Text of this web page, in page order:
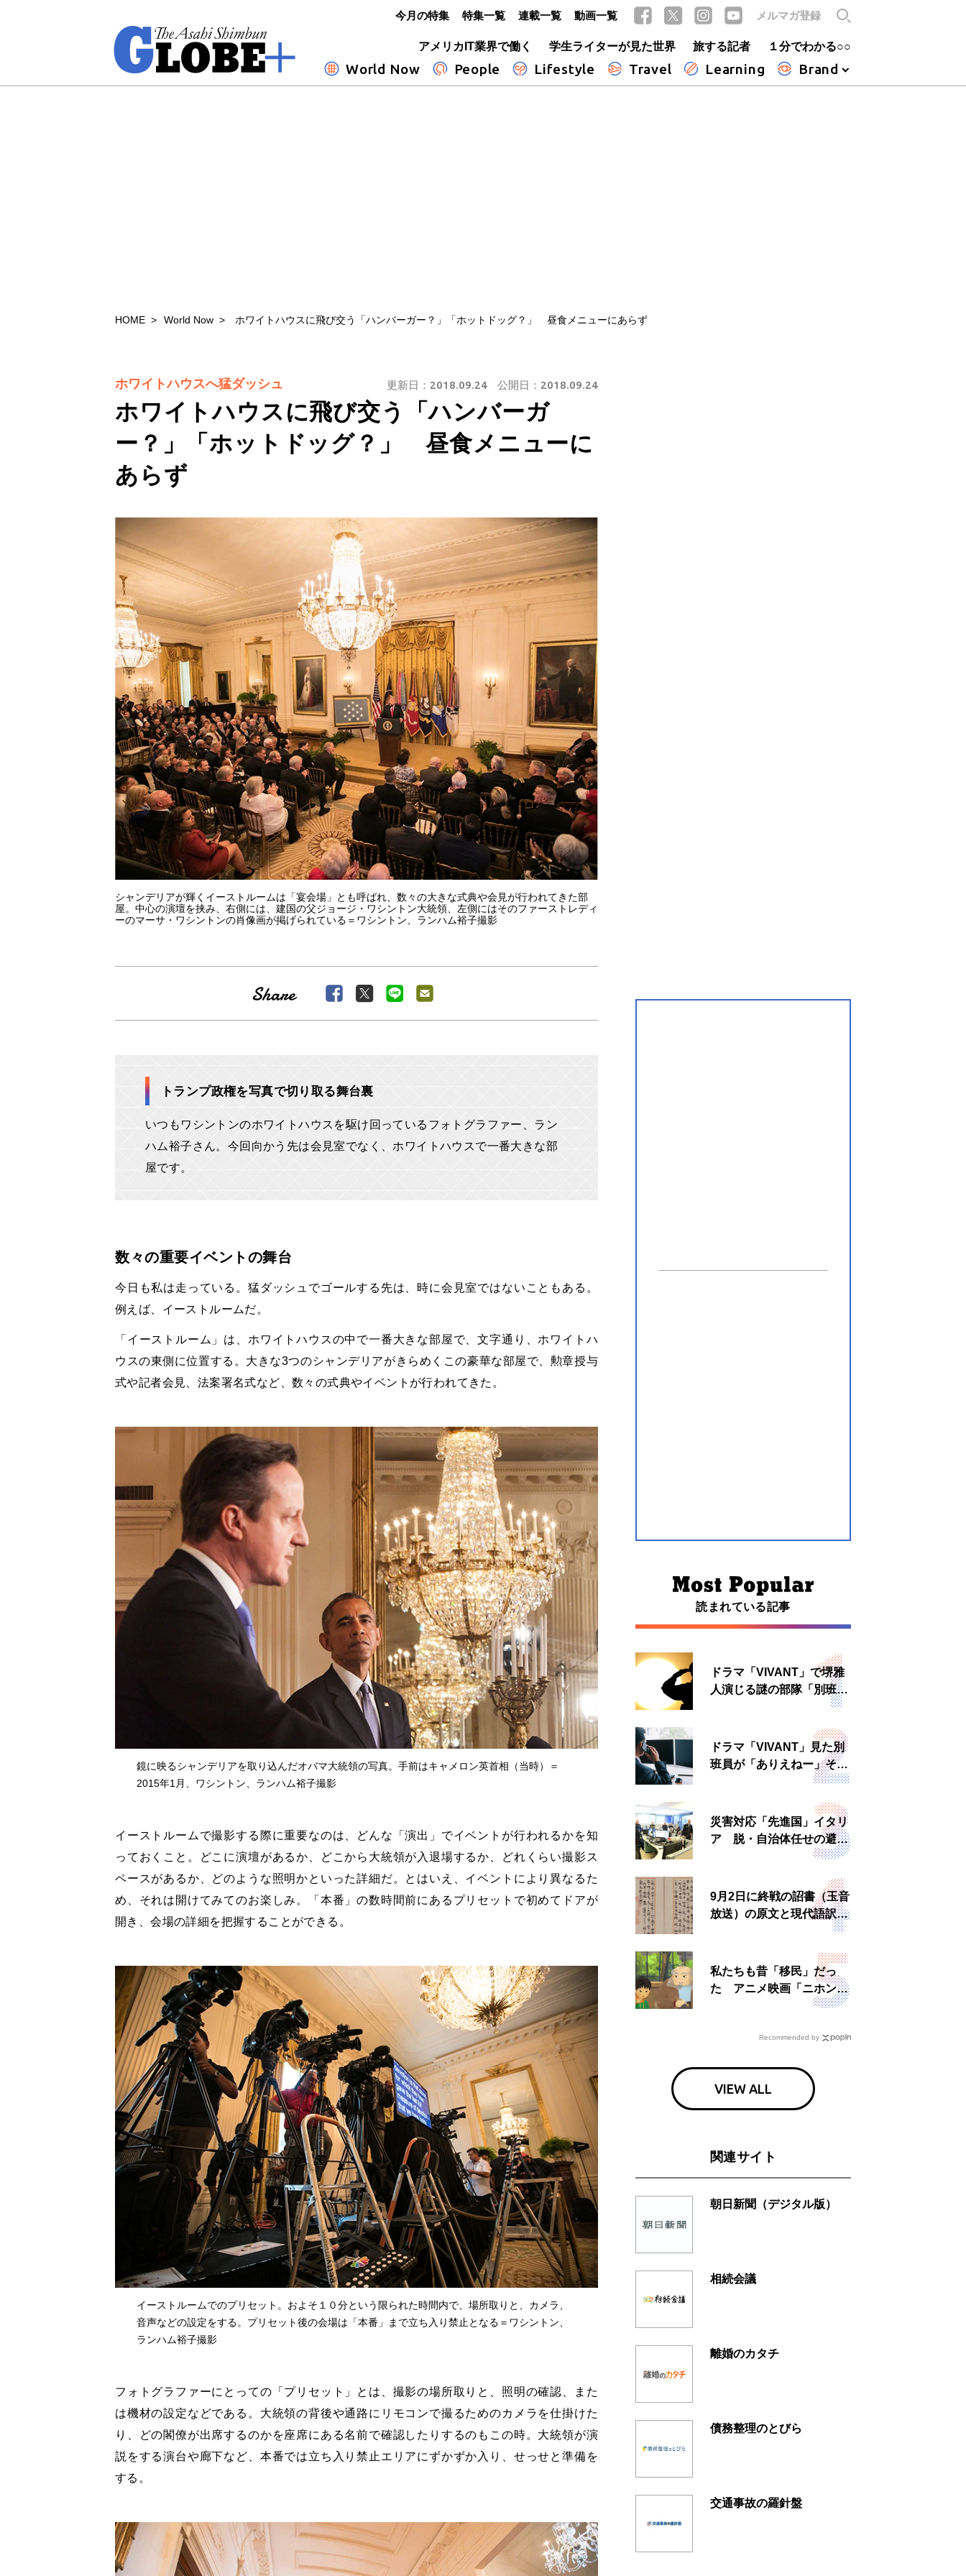
アメリカIT業界で働く
学生ライターが見た世界 旅する記者 １分でわかる○○
World Now People Lifestyle Travel Learning Brand
今月の特集 特集一覧 連載一覧 動画一覧 メルマガ登録
HOME World Now ホワイトハウスに飛び交う「ハンバーガー？」「ホットドッグ？」 昼食メニューにあらず
ホワイトハウスに飛び交う「ハンバーガ
ー？」「ホットドッグ？」 昼食メニューに
あらず
ホワイトハウスへ猛ダッシュ 更新日： 2018.09.24 公開日： 2018.09.24
シャンデリアが輝くイーストルームは「宴会場」とも呼ばれ、数々の大きな式典や会見が行われてきた部
屋。中心の演壇を挟み、右側には、建国の父ジョージ・ワシントン大統領、左側にはそのファーストレディ
ーのマーサ・ワシントンの肖像画が掲げられている＝ワシントン、ランハム裕子撮影
トランプ政権を写真で切り取る舞台裏
いつもワシントンのホワイトハウスを駆け回っているフォトグラファー、ラン
ハム裕子さん。今回向かう先は会見室でなく、ホワイトハウスで一番大きな部
屋です。
数々の重要イベントの舞台
今日も私は走っている。猛ダッシュでゴールする先は、時に会見室ではないこともある。
例えば、イーストルームだ。
「イーストルーム」は、ホワイトハウスの中で一番大きな部屋で、文字通り、ホワイトハ
ウスの東側に位置する。大きな3つのシャンデリアがきらめくこの豪華な部屋で、勲章授与
式や記者会見、法案署名式など、数々の式典やイベントが行われてきた。
鏡に映るシャンデリアを取り込んだオバマ大統領の写真。手前はキャメロン英首相（当時）＝
2015年1月、ワシントン、ランハム裕子撮影
イーストルームで撮影する際に重要なのは、どんな「演出」でイベントが行われるかを知
っておくこと。どこに演壇があるか、どこから大統領が入退場するか、どれくらい撮影ス
ペースがあるか、どのような照明かといった詳細だ。とはいえ、イベントにより異なるた
め、それは開けてみてのお楽しみ。「本番」の数時間前にあるプリセットで初めてドアが
開き、会場の詳細を把握することができる。
イーストルームでのプリセット。およそ１０分という限られた時間内で、場所取りと、カメラ、
音声などの設定をする。プリセット後の会場は「本番」まで立ち入り禁止となる＝ワシントン、
ランハム裕子撮影
フォトグラファーにとっての「プリセット」とは、撮影の場所取りと、照明の確認、また
は機材の設定などである。大統領の背後や通路にリモコンで撮るためのカメラを仕掛けた
り、どの閣僚が出席するのかを座席にある名前で確認したりするのもこの時。大統領が演
説をする演台や廊下など、本番では立ち入り禁止エリアにずかずか入り、せっせと準備を
する。
読まれている記事
ドラマ「VIVANT」で堺雅
人演じる謎の部隊「別班」
は実在する？内情知る人物
ドラマ「VIVANT」見た別
班員が「ありえねー」その
理由とは 非公然組織ゆえ
災害対応「先進国」イタリ
ア 脱・自治体任せの避難
所運営、被災者への温かい
9月2日に終戦の詔書（玉音
放送）の原文と現代語訳を
読む もう一つの「終戦の
私たちも昔「移民」だっ
た アニメ映画「ニホンジ
Recommended by
VIEW ALL
関連サイト
朝日新聞（デジタル版）
相続会議
離婚のカタチ
債務整理のとびら
交通事故の羅針盤